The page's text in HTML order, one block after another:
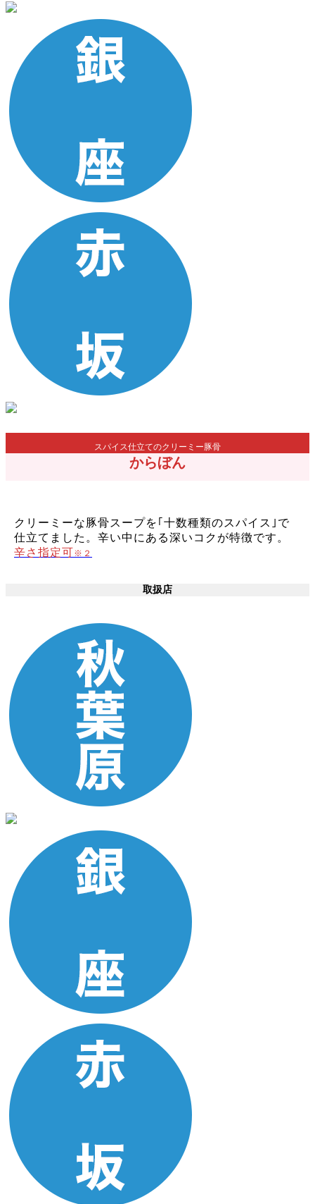
スパイス仕立てのクリーミー豚骨
からぼん
クリーミーな豚骨スープを｢十数種類のスパイス｣で
仕立てました。辛い中にある深いコクが特徴です。
辛さ指定可※２
取扱店